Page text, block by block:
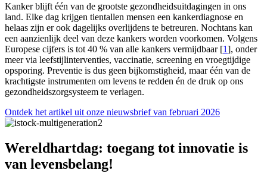
Kanker blijft één van de grootste gezondheidsuitdagingen in ons
land. Elke dag krijgen tientallen mensen een kankerdiagnose en
helaas zijn er ook dagelijks overlijdens te betreuren. Nochtans kan
een aanzienlijk deel van deze kankers worden voorkomen. Volgens
Europese cijfers is tot 40 % van alle kankers vermijdbaar [1], onder
meer via leefstijlinterventies, vaccinatie, screening en vroegtijdige
opsporing. Preventie is dus geen bijkomstigheid, maar één van de
krachtigste instrumenten om levens te redden én de druk op ons
gezondheidszorgsysteem te verlagen.
Ontdek het artikel uit onze nieuwsbrief van februari 2026
Wereldhartdag: toegang tot innovatie is
van levensbelang!